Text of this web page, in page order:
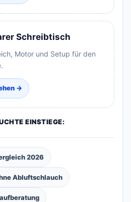
Schreibtisch
Motor und Setup für den
→
EINSTIEGE:
2026
Abluftschlauch